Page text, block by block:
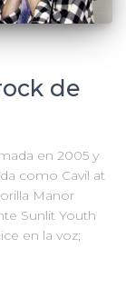
de
en 2005 y
como Cavil at
Manor
Sunlit Youth
en la voz;